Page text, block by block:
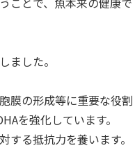
ました。
膜の形成等に重要な役割
を強化しています。
る抵抗力を養います。